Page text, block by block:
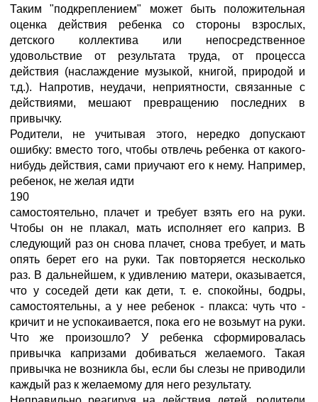
Таким "подкреплением" может быть положительная
оценка действия ребенка со стороны взрослых,
детского коллектива или непосредственное
удовольствие от результата труда, от процесса
действия (наслаждение музыкой, книгой, природой и
т.д.). Напротив, неудачи, неприятности, связанные с
действиями, мешают превращению последних в
привычку.
Родители, не учитывая этого, нередко допускают
ошибку: вместо того, чтобы отвлечь ребенка от какого-
нибудь действия, сами приучают его к нему. Например,
ребенок, не желая идти
190
самостоятельно, плачет и требует взять его на руки.
Чтобы он не плакал, мать исполняет его каприз. В
следующий раз он снова плачет, снова требует, и мать
опять берет его на руки. Так повторяется несколько
раз. В дальнейшем, к удивлению матери, оказывается,
что у соседей дети как дети, т. е. спокойны, бодры,
самостоятельны, а у нее ребенок - плакса: чуть что -
кричит и не успокаивается, пока его не возьмут на руки.
Что же произошло? У ребенка сформировалась
привычка капризами добиваться желаемого. Такая
привычка не возникла бы, если бы слезы не приводили
каждый раз к желаемому для него результату.